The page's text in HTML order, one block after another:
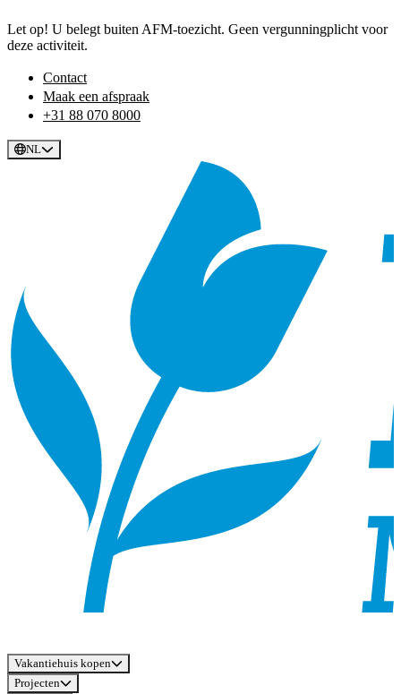
Let op! U belegt buiten AFM-toezicht. Geen vergunningplicht voor
deze activiteit.
Contact
Maak een afspraak
+31 88 070 8000
NL
Vakantiehuis kopen
Projecten